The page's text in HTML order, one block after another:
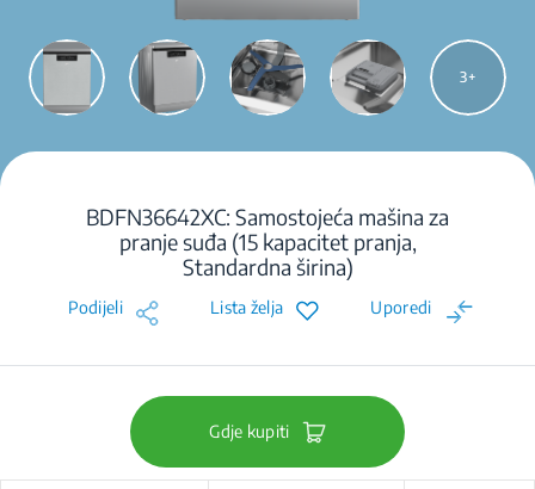
3
BDFN36642XC: Samostojeća mašina za
pranje suđa (15 kapacitet pranja,
Standardna širina)
Podijeli Lista želja Uporedi
Gdje kupiti